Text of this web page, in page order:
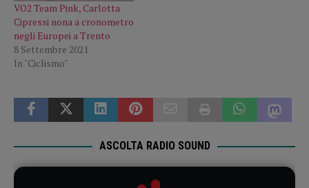
VO2 Team Pink, Carlotta
Cipressi nona a cronometro
negli Europei a Trento
8 Settembre 2021
In "Ciclismo"
ASCOLTA RADIO SOUND